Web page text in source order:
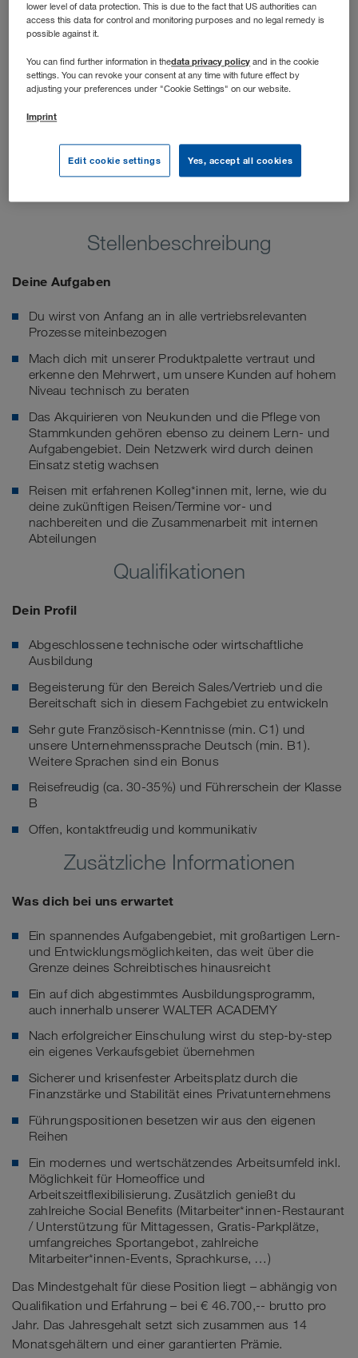
Stellenbeschreibung
Deine Aufgaben
Du wirst von Anfang an in alle vertriebsrelevanten
Prozesse miteinbezogen
Mach dich mit unserer Produktpalette vertraut und
erkenne den Mehrwert, um unsere Kunden auf hohem
Niveau technisch zu beraten
Das Akquirieren von Neukunden und die Pflege von
Stammkunden gehören ebenso zu deinem Lern- und
Aufgabengebiet. Dein Netzwerk wird durch deinen
Einsatz stetig wachsen
Reisen mit erfahrenen Kolleg*innen mit, lerne, wie du
deine zukünftigen Reisen/Termine vor- und
nachbereiten und die Zusammenarbeit mit internen
Abteilungen
Qualifikationen
Dein Profil
Abgeschlossene technische oder wirtschaftliche
Ausbildung
Begeisterung für den Bereich Sales/Vertrieb und die
Bereitschaft sich in diesem Fachgebiet zu entwickeln
Sehr gute Französisch-Kenntnisse (min. C1) und
unsere Unternehmenssprache Deutsch (min. B1).
Weitere Sprachen sind ein Bonus
Reisefreudig (ca. 30-35%) und Führerschein der Klasse
B
Offen, kontaktfreudig und kommunikativ
Zusätzliche Informationen
Was dich bei uns erwartet
Ein spannendes Aufgabengebiet, mit großartigen Lern-
und Entwicklungsmöglichkeiten, das weit über die
Grenze deines Schreibtisches hinausreicht
Ein auf dich abgestimmtes Ausbildungsprogramm,
auch innerhalb unserer WALTER ACADEMY
Nach erfolgreicher Einschulung wirst du step-by-step
ein eigenes Verkaufsgebiet übernehmen
Sicherer und krisenfester Arbeitsplatz durch die
Finanzstärke und Stabilität eines Privatunternehmens
Führungspositionen besetzen wir aus den eigenen
Reihen
Ein modernes und wertschätzendes Arbeitsumfeld inkl.
Möglichkeit für Homeoffice und
Arbeitszeitflexibilisierung. Zusätzlich genießt du
zahlreiche Social Benefits (Mitarbeiter*innen-Restaurant
/ Unterstützung für Mittagessen, Gratis-Parkplätze,
umfangreiches Sportangebot, zahlreiche
Mitarbeiter*innen-Events, Sprachkurse, …)
Das Mindestgehalt für diese Position liegt – abhängig von
Qualifikation und Erfahrung – bei € 46.700,-- brutto pro
Jahr. Das Jahresgehalt setzt sich zusammen aus 14
Monatsgehältern und einer garantierten Prämie.
lower level of data protection. This is due to the fact that US authorities can
access this data for control and monitoring purposes and no legal remedy is
possible against it.
You can find further information in thedata privacy policy and in the cookie
settings. You can revoke your consent at any time with future effect by
adjusting your preferences under "Cookie Settings" on our website.
Imprint
Edit cookie settings Yes, accept all cookies